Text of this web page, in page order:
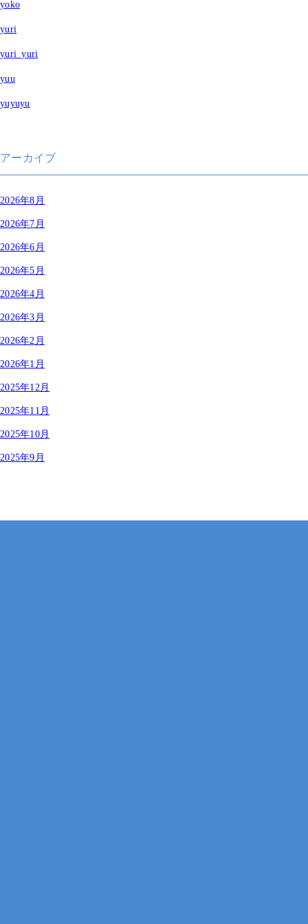
yoko
yuri
yuri_yuri
yuu
yuyuyu
アーカイブ
2026年8月
2026年7月
2026年6月
2026年5月
2026年4月
2026年3月
2026年2月
2026年1月
2025年12月
2025年11月
2025年10月
2025年9月